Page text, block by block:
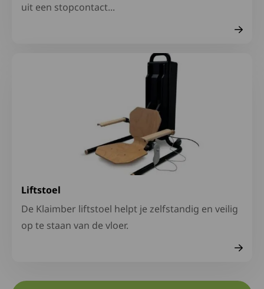
uit een stopcontact...
Liftstoel
De Klaimber liftstoel helpt je zelfstandig en veilig
op te staan van de vloer.